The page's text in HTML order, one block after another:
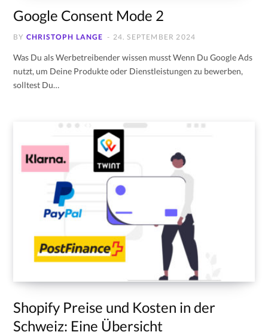
Google Consent Mode 2
BY CHRISTOPH LANGE 24. SEPTEMBER 2024
Was Du als Werbetreibender wissen musst Wenn Du Google Ads
nutzt, um Deine Produkte oder Dienstleistungen zu bewerben,
solltest Du…
Shopify Preise und Kosten in der
Schweiz: Eine Übersicht